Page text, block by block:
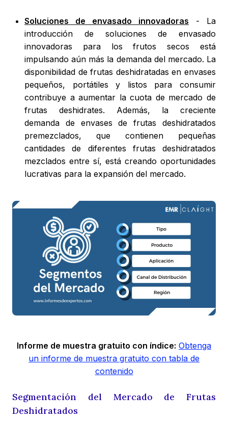
Soluciones de envasado innovadoras - La
introducción de soluciones de envasado
innovadoras para los frutos secos está
impulsando aún más la demanda del mercado. La
disponibilidad de frutas deshidratadas en envases
pequeños, portátiles y listos para consumir
contribuye a aumentar la cuota de mercado de
frutas deshidrates. Además, la creciente
demanda de envases de frutas deshidratados
premezclados, que contienen pequeñas
cantidades de diferentes frutas deshidratados
mezclados entre sí, está creando oportunidades
lucrativas para la expansión del mercado.
Informe de muestra gratuito con índice: Obtenga
un informe de muestra gratuito con tabla de
contenido
Segmentación del Mercado de Frutas
Deshidratados